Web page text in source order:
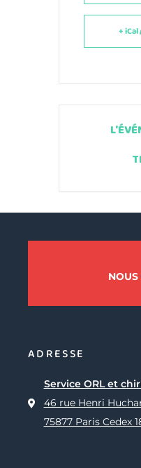
+
NOUS
ADRESSE
Service ORL et
46 rue Henri
75877 Paris Cedex